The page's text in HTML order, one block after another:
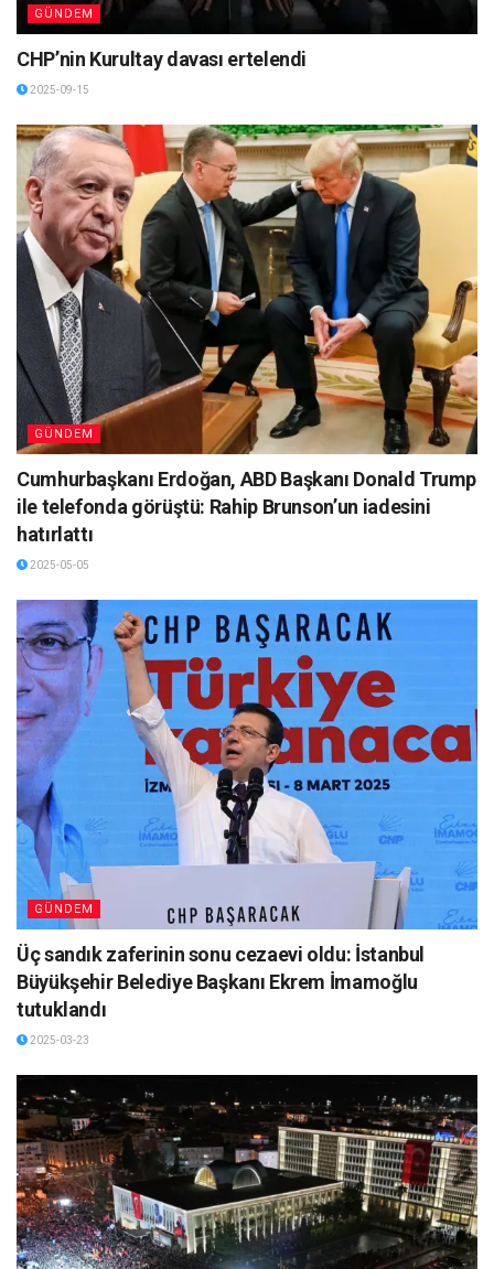
GÜNDEM
CHP’nin Kurultay davası ertelendi
2025-09-15
GÜNDEM
Cumhurbaşkanı Erdoğan, ABD Başkanı Donald Trump
ile telefonda görüştü: Rahip Brunson’un iadesini
hatırlattı
2025-05-05
GÜNDEM
Üç sandık zaferinin sonu cezaevi oldu: İstanbul
Büyükşehir Belediye Başkanı Ekrem İmamoğlu
tutuklandı
2025-03-23